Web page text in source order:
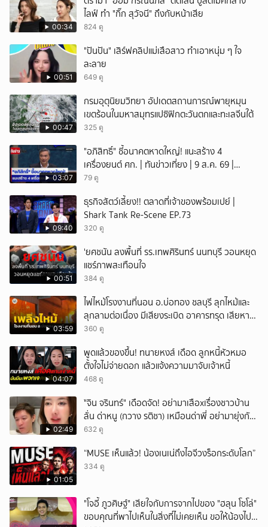
00:34
ไลฟ์ ทำ "กิ๊ก สุวัจนี" ถึงกับหน้าเสีย
824 ดู
00:51
"ปันปัน" เสิร์ฟคลิปแม่เสือสาว ทำเอาหนุ่ม ๆ ใจ
ละลาย
649 ดู
00:47
กรมอุตุนิยมวิทยา อัปเดตสถานการณ์พายุหมุน
เขตร้อนในมหาสมุทรแปซิฟิกตะวันตกและทะเลจีนใต้
325 ดู
03:07
"อภิสิทธิ์" ชี้อนาคตหาดใหญ่! แนะสร้าง 4
เครื่องยนต์ ศก. | ทันข่าวเที่ยง | 9 ส.ค. 69 |
NationTV22
79 ดู
09:40
ธุรกิจสัตว์เลี้ยง!! ตลาดที่เจ้าของพร้อมเปย์ |
Shark Tank Re-Scene EP.73
320 ดู
00:51
'ยศชนัน ลงพื้นที่ รร.เทพศิรินทร์ นนทบุรี วอนหยุด
แชร์ภาพสะเทือนใจ
384 ดู
03:59
ไฟไหม้โรงงานที่นอน อ.บ่อทอง ชลบุรี ลุกไหม้และ
ลุกลามต่อเนื่อง มีเสียงระเบิด อาคารทรุด เสียหาย
หนัก
360 ดู
04:07
พูดแล้วของขึ้น! ทนายหงส์ เดือด ลูกหนี้หัวหมอ
ตั้งใจไม่จ่ายดอก แล้วแจ้งความมาจับเจ้าหนี้
468 ดู
02:49
ั่"จิน จรินทร์" เดือดจัด! อย่ามาเสือxเรื่องชาวบ้าน
ลั่น ด่าหนู (กวาง รติชา) เหมือนด่าพี่ อย่ามายุ่งกับ
คนของผม จบ!!!
632 ดู
01:05
“MUSE เห็นแล้ว! น้องเนเน่ถึงไอจีวงร็อกระดับโลก”
334 ดู
"โจอี้ ภูวศิษฐ์" เสียใจกับการจากไปของ "ฮลุน โซโล่"
ขอบคุณที่พาไปเห็นในสิ่งที่ไม่เคยเห็น ขอให้น้องไปสู่